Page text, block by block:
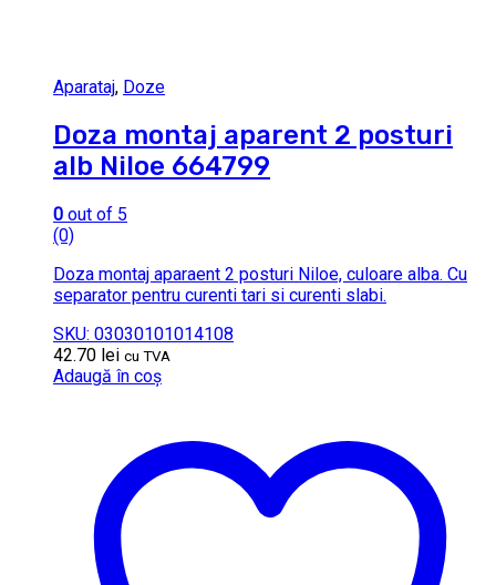
Aparataj, Doze
Doza montaj aparent 2 posturi
alb Niloe 664799
0 out of 5
(0)
Doza montaj aparaent 2 posturi Niloe, culoare alba. Cu
separator pentru curenti tari si curenti slabi.
SKU: 03030101014108
42.70 lei cu TVA
Adaugă în coș